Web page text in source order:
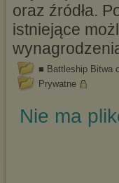
oraz źródła.
istniejące
■ Battleship Bitwa
Prywatne
Nie ma